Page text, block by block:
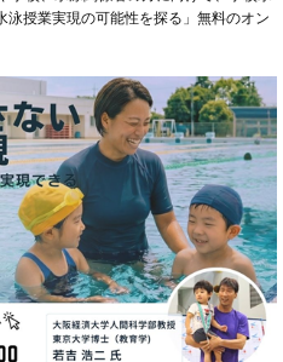
授業実現の可能性を探る」無料のオン